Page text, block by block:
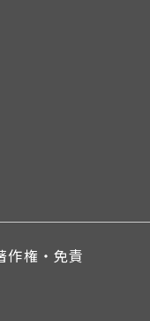
作権・免責